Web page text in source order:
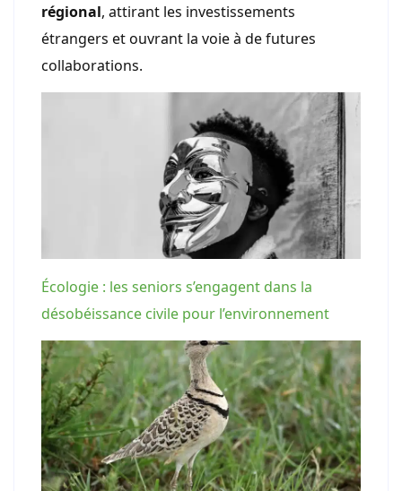
régional, attirant les investissements
étrangers et ouvrant la voie à de futures
collaborations.
Écologie : les seniors s’engagent dans la
désobéissance civile pour l’environnement